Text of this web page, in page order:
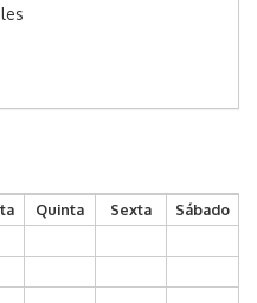
Quinta Sexta
Sábado